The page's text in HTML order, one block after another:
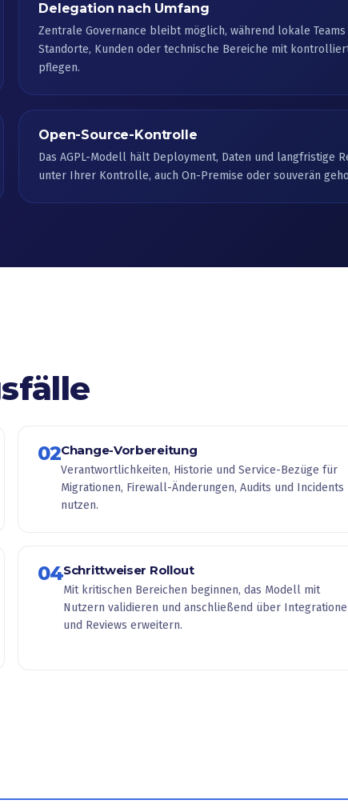
Delegation nach Umfang
Zentrale Governance bleibt möglich, während lokale Teams
Standorte, Kunden oder technische Bereiche mit
pflegen.
Open-Source-Kontrolle
Das AGPL-Modell hält Deployment, Daten und langfristige
unter Ihrer Kontrolle, auch On-Premise oder souverän
02Change-Vorbereitung
Verantwortlichkeiten, Historie und Service-Bezüge für
Migrationen, Firewall-Änderungen, Audits und Incidents
nutzen.
04Schrittweiser Rollout
Mit kritischen Bereichen beginnen, das Modell mit
Nutzern validieren und anschließend über
und Reviews erweitern.